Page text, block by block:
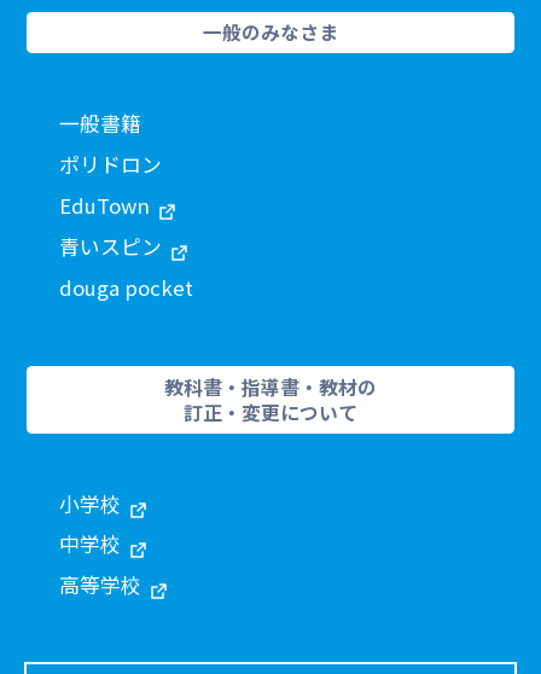
一般のみなさま
一般書籍
ポリドロン
EduTown
青いスピン
douga pocket
教科書・指導書・教材の
訂正・変更について
小学校
中学校
高等学校